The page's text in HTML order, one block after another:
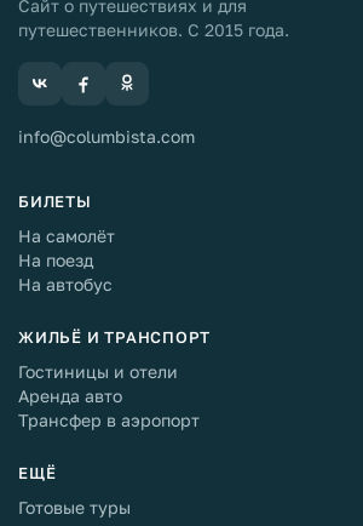
Сайт о путешествиях и для
путешественников. С 2015 года.
info@columbista.com
БИЛЕТЫ
На самолёт
На поезд
На автобус
ЖИЛЬЁ И ТРАНСПОРТ
Гостиницы и отели
Аренда авто
Трансфер в аэропорт
ЕЩЁ
Готовые туры